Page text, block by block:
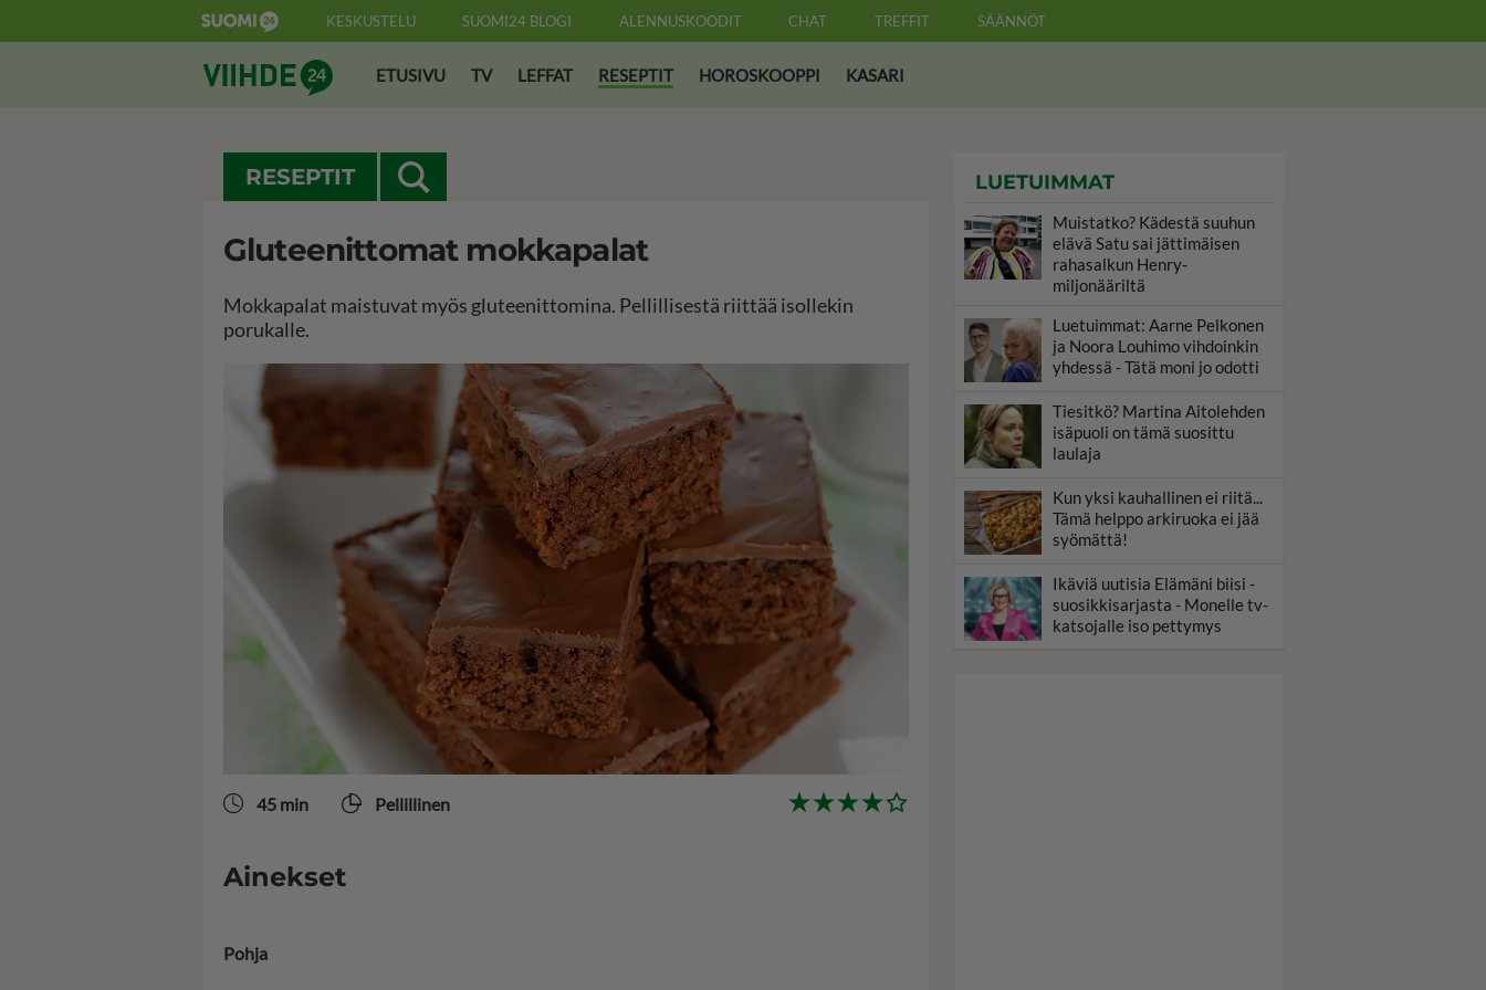
KESKUSTELU SUOMI24 BLOGI ALENNUSKOODIT CHAT TREFFIT SÄÄNNÖT
Suomi24 ViihdeETUSIVU TV LEFFAT RESEPTIT HOROSKOOPPI KASARI
RESEPTIT
Gluteenittomat mokkapalat
Mokkapalat maistuvat myös gluteenittomina. Pellillisestä riittää isollekin
porukalle.
45 min Pellillinen
Ainekset
Pohja
LUETUIMMAT
Muistatko? Kädestä suuhun
elävä Satu sai jättimäisen
rahasalkun Henry-
miljonääriltä
Luetuimmat: Aarne Pelkonen
ja Noora Louhimo vihdoinkin
yhdessä - Tätä moni jo odotti
Tiesitkö? Martina Aitolehden
isäpuoli on tämä suosittu
laulaja
Kun yksi kauhallinen ei riitä...
Tämä helppo arkiruoka ei jää
syömättä!
Ikäviä uutisia Elämäni biisi -
suosikkisarjasta - Monelle tv-
katsojalle iso pettymys